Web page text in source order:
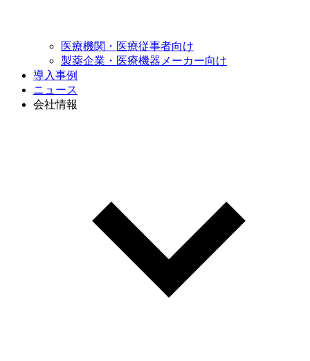
医療機関・ 医療従事者向け
製薬企業・医療機器 メーカー向け
導入事例
ニュース
会社情報